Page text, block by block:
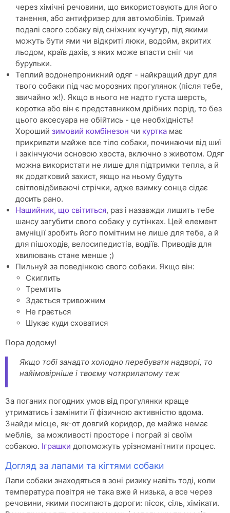
через хімічні речовини, що використовують для його
танення, або антифризер для автомобілів. Тримай
подалі свого собаку від сніжних кучугур, під якими
можуть бути ями чи відкриті люки, водойм, вкритих
льодом, країв дахів, з яких може впасти сніг чи
бурульки.
Теплий водонепроникний одяг - найкращий друг для
твого собаки під час морозних прогулянок (після тебе,
звичайно ж!). Якщо в нього не надто густа шерсть,
коротка або він є представником дрібних порід, то без
цього аксесуара не обійтись - це необхідність!
Хороший зимовий комбінезон чи куртка має
прикривати майже все тіло собаки, починаючи від шиї
і закінчуючи основою хвоста, включно з животом. Одяг
можна використати не лише для підтримки тепла, а й
як додатковий захист, якщо на ньому будуть
світловідбиваючі стрічки, адже взимку сонце сідає
досить рано.
Нашийник, що світиться, раз і назавжди лишить тебе
шансу загубити свого собаку у сутінках. Цей елемент
амуніції зробить його помітним не лише для тебе, а й
для пішоходів, велосипедистів, водіїв. Приводів для
хвилювань стане менше ;)
Пильнуй за поведінкою свого собаки. Якщо він:
Скиглить
Тремтить
Здається тривожним
Не грається
Шукає куди сховатися
Пора додому!
Якщо тобі занадто холодно перебувати надворі, то
найімовірніше і твоєму чотирилапому теж
За поганих погодних умов від прогулянки краще
утриматись і замінити її фізичною активністю вдома.
Знайди місце, як-от довгий коридор, де майже немає
меблів, за можливості просторе і пограй зі своїм
собакою. Іграшки допоможуть урізноманітнити процес.
Догляд за лапами та кігтями собаки
Лапи собаки знаходяться в зоні ризику навіть тоді, коли
температура повітря не така вже й низька, а все через
речовини, якими посипають дороги: пісок, сіль, хімікати.